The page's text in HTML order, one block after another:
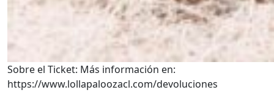
Sobre el Ticket: Más información en:
https://www.lollapaloozacl.com/devoluciones